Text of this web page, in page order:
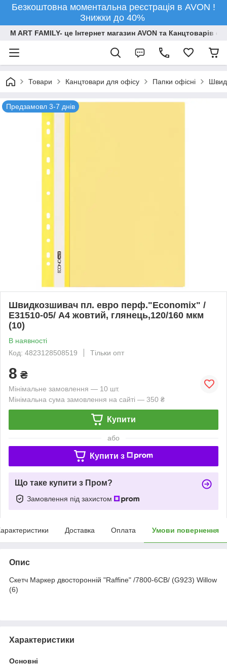
Безкоштовна моментальна реєстрація в AVON !
Знижки до 40%
M ART FAMILY- це Інтернет магазин AVON та Канцтоварів
Товари Канцтовари для офiсу Папки офісні
Предзамовл 3-7 днів
Швидкозшивач пл. евро перф."Еconomix" /
Е31510-05/ А4 жовтий, глянець,120/160 мкм
(10)
В наявності
Код: 4823128508519
Тільки опт
8 ₴
Мінімальне замовлення — 10 шт.
Мінімальна сума замовлення на сайті — 350 ₴
Купити
або
Купити з
Що таке купити з Пром?
Замовлення під захистом
Доставка Оплата Умови повернення
Опис
Скетч Маркер двосторонній "Raffine" /7800-6CB/ (G923) Willow
(6)
Характеристики
Основні